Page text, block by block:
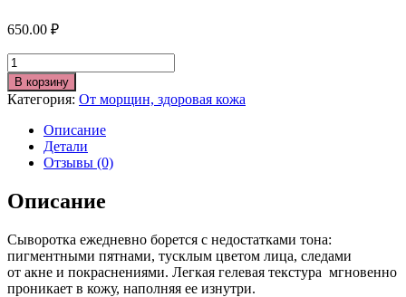
650.00 ₽
Количество
В корзину
Категория: От морщин, здоровая кожа
Описание
Детали
Отзывы (0)
Описание
Сыворотка ежедневно борется с недостатками тона:
пигментными пятнами, тусклым цветом лица, следами
от акне и покраснениями. Легкая гелевая текстура мгновенно
проникает в кожу, наполняя ее изнутри.